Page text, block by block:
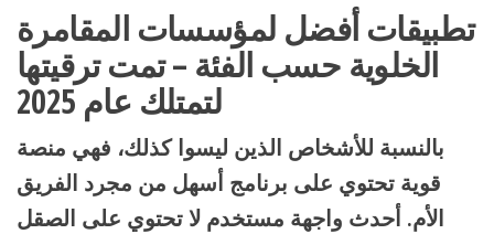
تطبيقات أفضل لمؤسسات المقامرة
الخلوية حسب الفئة – تمت ترقيتها
لتمتلك عام 2025
بالنسبة للأشخاص الذين ليسوا كذلك، فهي منصة
قوية تحتوي على برنامج أسهل من مجرد الفريق
الأم. أحدث واجهة مستخدم لا تحتوي على الصقل